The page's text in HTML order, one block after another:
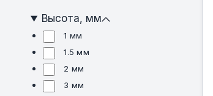
Высота, мм
1 мм
1.5 мм
2 мм
3 мм